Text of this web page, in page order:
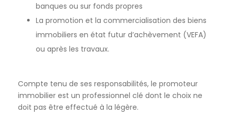
banques ou sur fonds propres
La promotion et la commercialisation des biens
immobiliers en état futur d’achèvement (VEFA)
ou après les travaux.
Compte tenu de ses responsabilités, le promoteur
immobilier est un professionnel clé dont le choix ne
doit pas être effectué à la légère.